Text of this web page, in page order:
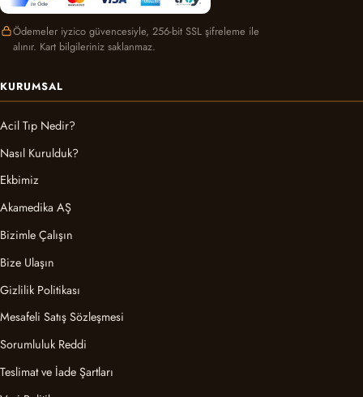
Ödemeler iyzico güvencesiyle, 256-bit SSL şifreleme ile
alınır. Kart bilgileriniz saklanmaz.
KURUMSAL
Acil Tıp Nedir?
Nasıl Kurulduk?
Ekbimiz
Akamedika AŞ
Bizimle Çalışın
Bize Ulaşın
Gizlilik Politikası
Mesafeli Satış Sözleşmesi
Sorumluluk Reddi
Teslimat ve İade Şartları